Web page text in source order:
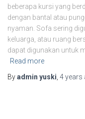
beberapa kursi yang
dengan bantal atau
nyaman. Sofa sering
keluarga, atau ruang
dapat digunakan untuk
Read more
Byadmin yuski 4 years